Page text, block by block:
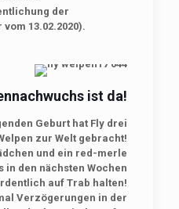
der
13.02.2020).
ist da!
Geburt hat Fly drei
zur Welt gebracht!
und ein red-merle
in den nächsten Wochen
auf Trab halten!
Verzögerungen in der